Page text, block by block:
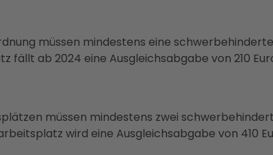
müssen mindestens eine
ab 2024 eine Ausgleichsabgabe von 210
müssen mindestens zwei
wird eine Ausgleichsabgabe von 410